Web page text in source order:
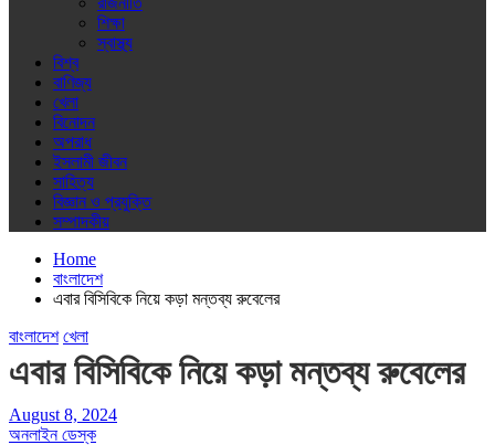
শিক্ষা
স্বাস্থ্য
বিশ্ব
বাণিজ্য
খেলা
বিনোদন
অপরাধ
ইসলামী জীবন
সাহিত্য
বিজ্ঞান ও প্রযুক্তি
সম্পাদকীয়
Home
বাংলাদেশ
এবার বিসিবিকে নিয়ে কড়া মন্তব্য রুবেলের
বাংলাদেশ খেলা
এবার বিসিবিকে নিয়ে কড়া মন্তব্য রুবেলের
August 8, 2024
অনলাইন ডেস্ক